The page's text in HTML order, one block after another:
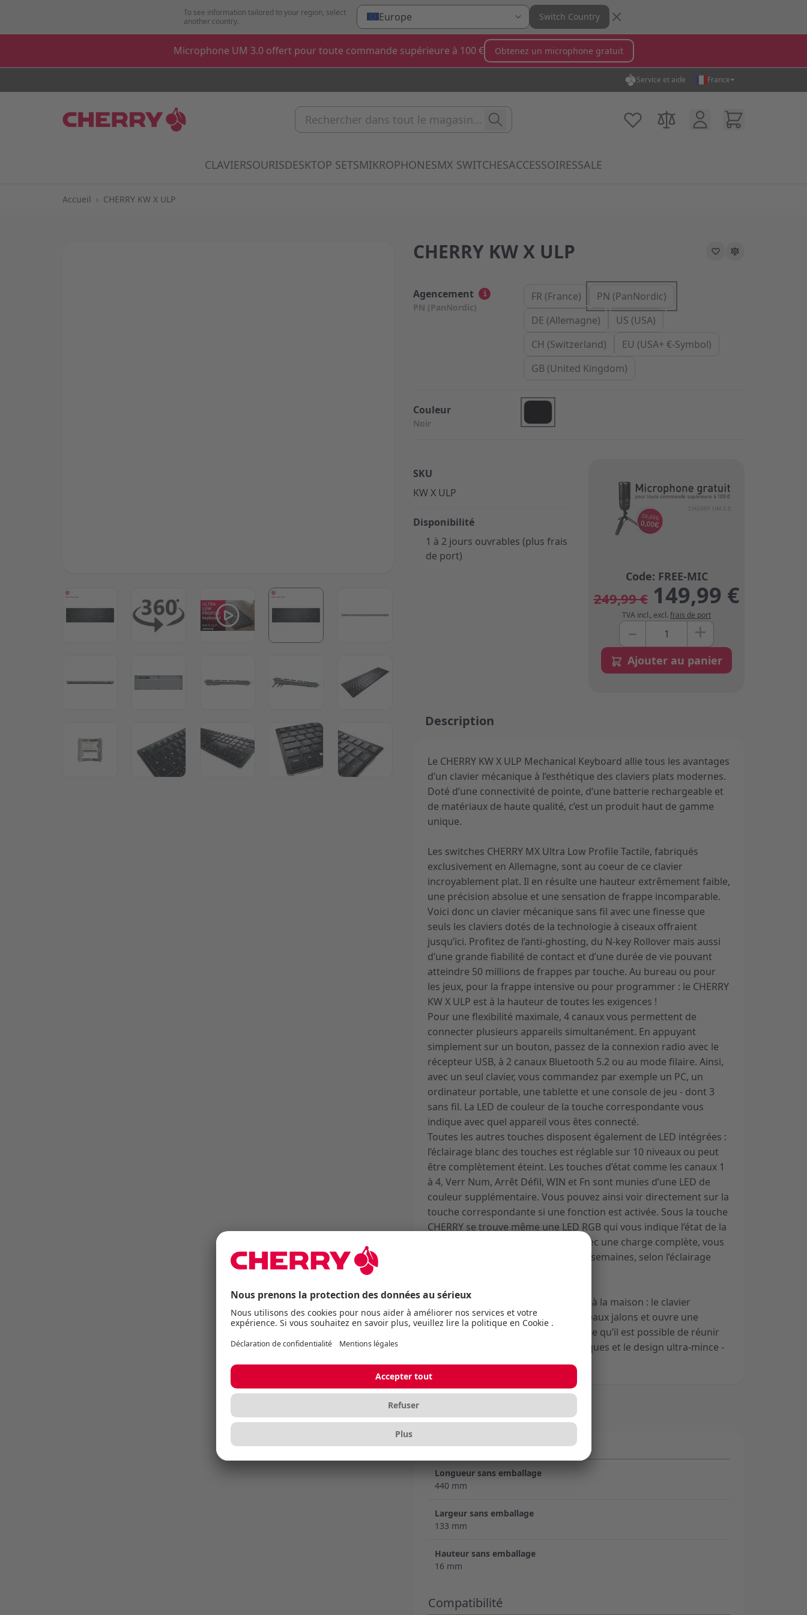
To see information tailored to your region, select
another country.
Europe Switch Country
Microphone UM 3.0 offert pour toute commande supérieure à 100 € Obtenez un microphone gratuit
Service et aide France
CLAVIERShow submenu for Clavier category
SOURISShow submenu for Souris category
DESKTOP SETSShow submenu for Desktop Sets category
MIKROPHONESShow submenu for Mikrophones category
MX SWITCHESShow submenu for MX Switches category
ACCESSOIRESShow submenu for Accessoires category
SALE
Compte Client
Cart
Rechercher dans tout le magasin...
Accueil › CHERRY KW X ULP
CHERRY KW X ULP
View larger imageView larger image
View larger imageView larger imageView larger imageView larger image
SKU
KW X ULP
Disponibilité
1 à 2 jours ouvrables (plus frais
de port)
Agencement
PN (PanNordic)
i FR (France)
PN (PanNordic)
DE (Allemagne)
US (USA)
CH (Switzerland)
EU (USA+ €-Symbol)
GB (United Kingdom)
Couleur
Noir
249,99 € 149,99 €
TVA incl., excl. frais de port
Quantité
– +
Ajouter au panier
Description
Le CHERRY KW X ULP Mechanical Keyboard allie tous les avantages
d’un clavier mécanique à l’esthétique des claviers plats modernes.
Doté d’une connectivité de pointe, d’une batterie rechargeable et
de matériaux de haute qualité, c’est un produit haut de gamme
unique.
Les switches CHERRY MX Ultra Low Profile Tactile, fabriqués
exclusivement en Allemagne, sont au coeur de ce clavier
incroyablement plat. Il en résulte une hauteur extrêmement faible,
une précision absolue et une sensation de frappe incomparable.
Voici donc un clavier mécanique sans fil avec une finesse que
seuls les claviers dotés de la technologie à ciseaux offraient
jusqu’ici. Profitez de l’anti-ghosting, du N-key Rollover mais aussi
d’une grande fiabilité de contact et d’une durée de vie pouvant
atteindre 50 millions de frappes par touche. Au bureau ou pour
les jeux, pour la frappe intensive ou pour programmer : le CHERRY
KW X ULP est à la hauteur de toutes les exigences !
Pour une flexibilité maximale, 4 canaux vous permettent de
connecter plusieurs appareils simultanément. En appuyant
simplement sur un bouton, passez de la connexion radio avec le
récepteur USB, à 2 canaux Bluetooth 5.2 ou au mode filaire. Ainsi,
avec un seul clavier, vous commandez par exemple un PC, un
ordinateur portable, une tablette et une console de jeu - dont 3
sans fil. La LED de couleur de la touche correspondante vous
indique avec quel appareil vous êtes connecté.
Toutes les autres touches disposent également de LED intégrées :
l’éclairage blanc des touches est réglable sur 10 niveaux ou peut
être complètement éteint. Les touches d’état comme les canaux 1
à 4, Verr Num, Arrêt Défil, WIN et Fn sont munies d’une LED de
couleur supplémentaire. Vous pouvez ainsi voir directement sur la
touche correspondante si une fonction est activée. Sous la touche
CHERRY se trouve même une LED RGB qui vous indique l’état de la
batterie pendant le chargement. Avec une charge complète, vous
pouvez travailler pendant plusieurs semaines, selon l’éclairage
Sans fil ou avec câble, au bureau ou à la maison : le clavier
mécanique KW X ULP pose de nouveaux jalons et ouvre une
nouvelle ère. Laissez-vous convaincre qu’il est possible de réunir
deux mondes - les switches mécaniques et le design ultra-mince -
dans un clavier.
Dimensions
Longueur sans emballage
440 mm
Largeur sans emballage
133 mm
Hauteur sans emballage
16 mm
Compatibilité